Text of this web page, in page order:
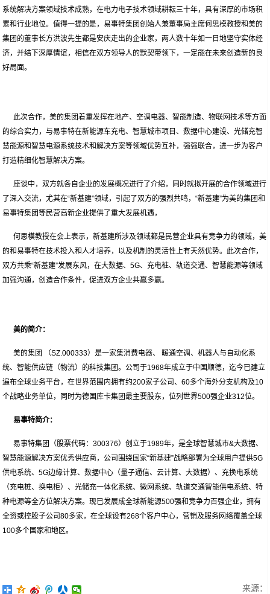
系统解决方案领域技术成熟，在电力电子技术领域耕耘三十年，具有深厚的市场积
累和行业地位。值得一提的是，易事特集团创始人兼董事局主席何思模教授和美的
集团的董事长方洪波先生都是安庆走出的企业家，两人数十年如一日地坚守实体经
济，并结下深厚情谊，相信在双方领导人的默契带领下，一定能在未来创造新的良
好局面。
此次合作，美的集团着重发挥在地产、空调电器、智能制造、物联网技术等方面
的综合实力，与易事特在新能源车充电、智慧城市项目、数据中心建设、光储充智
慧能源和智慧电源系统技术和解决方案等领域优势互补，强强联合，进一步为客户
打造精细化智慧解决方案。
座谈中，双方就各自企业的发展概况进行了介绍，同时就拟开展的合作领域进行
了深入交流，尤其在“新基建”领域，引起了双方的强烈共鸣，“新基建”为美的集团和
易事特集团等民营高新企业提供了重大发展机遇，
何思模教授在会上表示，新基建所涉及领域都是民营企业具有竞争力的领域，美
的和易事特在技术投入和人才培养，以及机制的灵活性上有天然优势。此次合作，
双方共乘“新基建”发展东风，在大数据、5G、充电桩、轨道交通、智慧能源等领域
加强沟通，创造合作条件，促进双方企业共赢多赢。
美的简介：
美的集团 （SZ.000333）是一家集消费电器、 暖通空调、机器人与自动化系
统、智能供应链（物流）的科技集团。公司于1968年成立于中国顺德，迄今已建立
遍布全球业务平台，在世界范围内拥有约200家子公司、60多个海外分支机构及10
个战略业务单位，同时为德国库卡集团最主要股东，位列世界500强企业312位。
易事特简介：
易事特集团（股票代码：300376）创立于1989年，是全球智慧城市&大数据、
智慧能源解决方案优秀供应商，公司围绕国家“新基建”战略部署为全球用户提供5G
供电系统、5G边缘计算、数据中心（量子通信、云计算、大数据）、充换电系统
（充电桩、换电柜）、光储充一体化系统、微网系统、轨道交通智能供电系统、特
种电源等全方位解决方案。现已发展成全球新能源500强和竞争力百强企业，拥有
全资或控股子公司80多家，在全球设有268个客户中心，营销及服务网络覆盖全球
100多个国家和地区。
来源：